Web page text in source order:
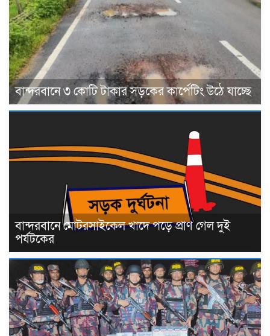
বান্দরবানে ৩ কোটি টাকার সড়কের কার্পেটিং উঠে যাচ্ছে
বান্দরবানে মোটরসাইকেল খাদে পড়ে প্রাণ গেল দুই
পর্যটকের